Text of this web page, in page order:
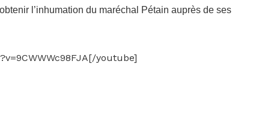
l’inhumation du maréchal Pétain auprès de ses
youtube]